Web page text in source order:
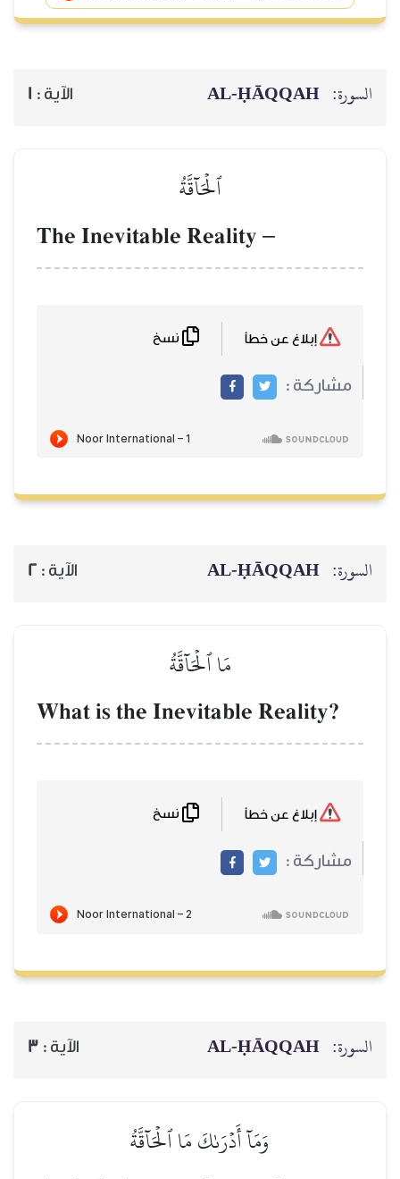
السورة: AL‑ḤĀQQAH الآية : 1
ٱلۡحَآقَّةُ
The Inevitable Reality –
مشاركة :
السورة: AL‑ḤĀQQAH الآية : 2
مَا ٱلۡحَآقَّةُ
What is the Inevitable Reality?
مشاركة :
السورة: AL‑ḤĀQQAH الآية : 3
وَمَآ أَدۡرَىٰكَ مَا ٱلۡحَآقَّةُ